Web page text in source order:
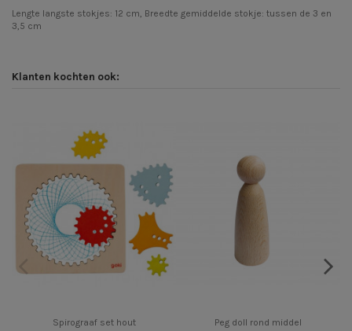
Lengte langste stokjes: 12 cm, Breedte gemiddelde stokje: tussen de 3 en
3,5 cm
Klanten kochten ook:
Spirograaf set hout Peg doll rond middel